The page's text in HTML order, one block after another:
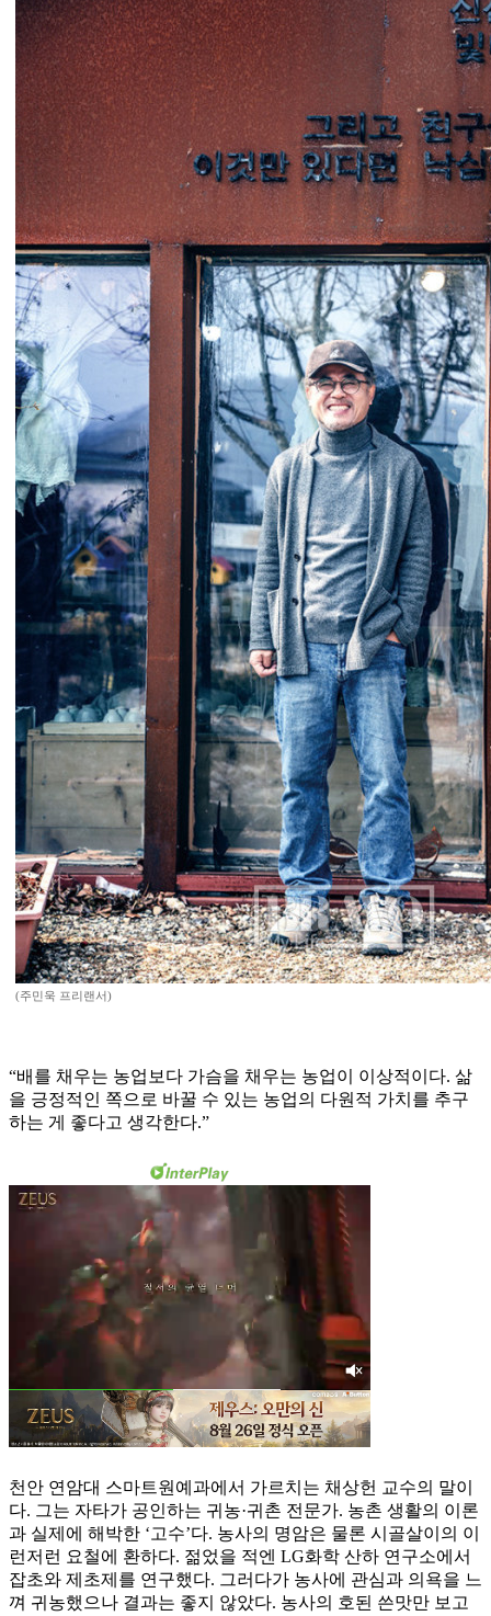
(주민욱 프리랜서)
“배를 채우는 농업보다 가슴을 채우는 농업이 이상적이다. 삶
을 긍정적인 쪽으로 바꿀 수 있는 농업의 다원적 가치를 추구
하는 게 좋다고 생각한다.”
천안 연암대 스마트원예과에서 가르치는 채상헌 교수의 말이
다. 그는 자타가 공인하는 귀농·귀촌 전문가. 농촌 생활의 이론
과 실제에 해박한 ‘고수’다. 농사의 명암은 물론 시골살이의 이
런저런 요철에 환하다. 젊었을 적엔 LG화학 산하 연구소에서
잡초와 제초제를 연구했다. 그러다가 농사에 관심과 의욕을 느
껴 귀농했으나 결과는 좋지 않았다. 농사의 호된 쓴맛만 보고